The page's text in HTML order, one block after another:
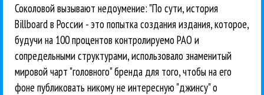
Соколовой вызывают недоумение: "По сути, история
Billboard в России - это попытка создания издания, которое,
будучи на 100 процентов контролируемо РАО и
сопредельными структурами, использовало знаменитый
мировой чарт "головного" бренда для того, чтобы на его
фоне публиковать никому не интересную "джинсу" о